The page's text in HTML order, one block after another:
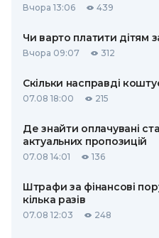
Вчора 13:06 439
Чи варто платити дітям
Вчора 09:07 312
Скільки насправді
07.08 18:00 215
Де знайти оплачувані
актуальних пропозицій
07.08 14:01 136
Штрафи за фінансові
кілька разів
07.08 12:03 248